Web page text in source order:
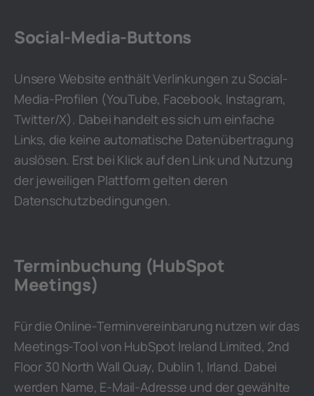
Social-Media-Buttons
Unsere Website enthält Verlinkungen zu Social-
Media-Profilen (YouTube, Facebook, Instagram,
Twitter/X). Dabei handelt es sich um einfache
Links, die keine automatische Datenübertragung
auslösen. Erst bei Klick auf den Link und Nutzung
der jeweiligen Plattform gelten deren
Datenschutzbedingungen.
Terminbuchung (HubSpot
Meetings)
Für die Online-Terminvereinbarung nutzen wir das
Meetings-Tool von HubSpot Ireland Limited, 2nd
Floor 30 North Wall Quay, Dublin 1, Irland. Dabei
werden Name, E-Mail-Adresse und der gewählte